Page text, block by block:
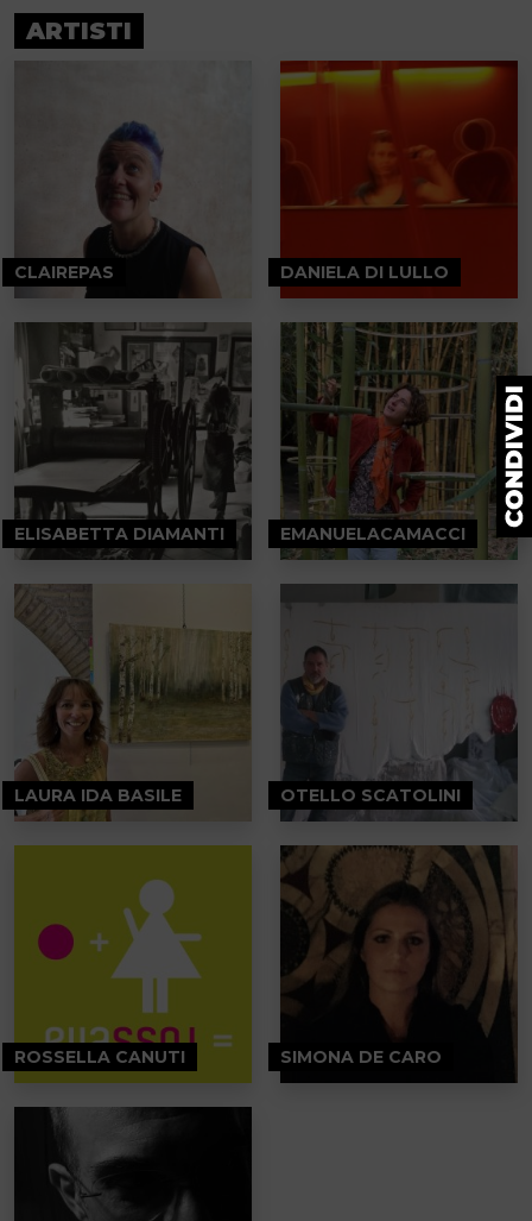
ARTISTI
CLAIREPAS DANIELA DI LULLO
ELISABETTA DIAMANTI EMANUELACAMACCI
LAURA IDA BASILE OTELLO SCATOLINI
ROSSELLA CANUTI SIMONA DE CARO